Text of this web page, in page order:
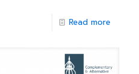
Read more